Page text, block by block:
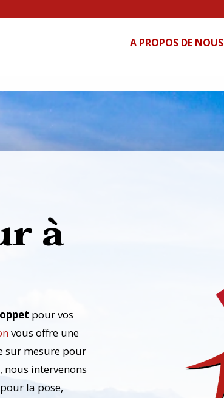
A PROPOS DE NOUS
à
pour vos
vous offre une
sur mesure pour
nous intervenons
la pose,